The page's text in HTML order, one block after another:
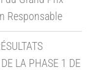
Responsable
LA PHASE 1 DE